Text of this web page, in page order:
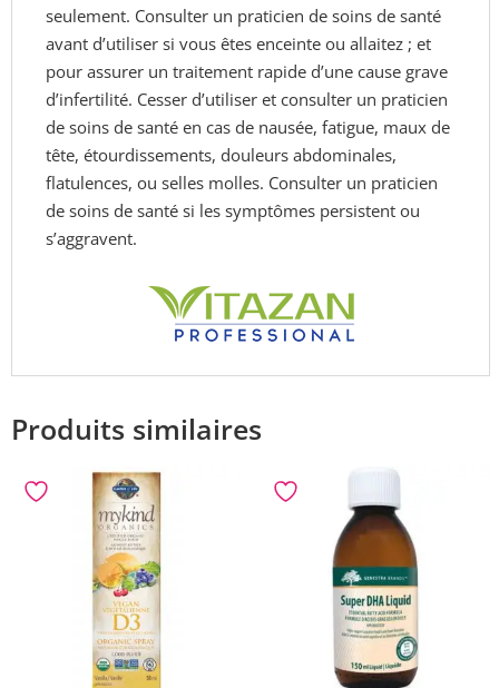
seulement. Consulter un praticien de soins de santé
avant d’utiliser si vous êtes enceinte ou allaitez ; et
pour assurer un traitement rapide d’une cause grave
d’infertilité. Cesser d’utiliser et consulter un praticien
de soins de santé en cas de nausée, fatigue, maux de
tête, étourdissements, douleurs abdominales,
flatulences, ou selles molles. Consulter un praticien
de soins de santé si les symptômes persistent ou
s’aggravent.
Produits similaires